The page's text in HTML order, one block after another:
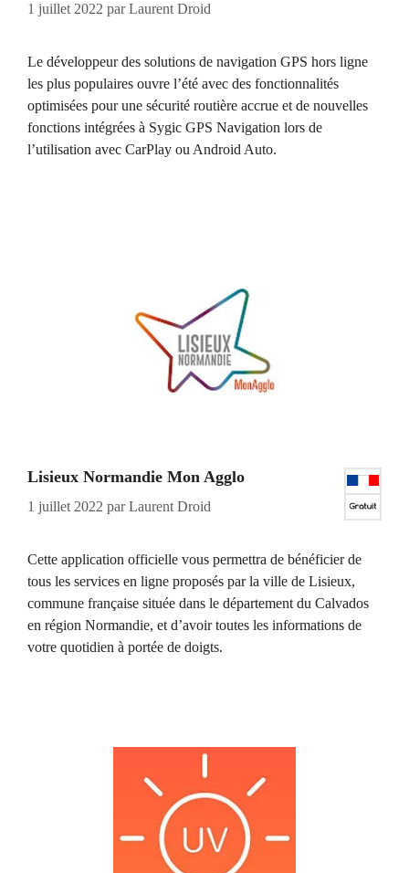
1 juillet 2022 parLaurent Droid
Le développeur des solutions de navigation GPS hors ligne
les plus populaires ouvre l’été avec des fonctionnalités
optimisées pour une sécurité routière accrue et de nouvelles
fonctions intégrées à Sygic GPS Navigation lors de
l’utilisation avec CarPlay ou Android Auto.
Lisieux Normandie Mon Agglo
1 juillet 2022 parLaurent Droid
Cette application officielle vous permettra de bénéficier de
tous les services en ligne proposés par la ville de Lisieux,
commune française située dans le département du Calvados
en région Normandie, et d’avoir toutes les informations de
votre quotidien à portée de doigts.